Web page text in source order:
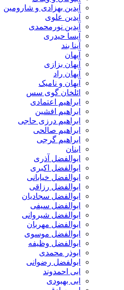
آیدین بهزادی و شارومین
آیدین علوی
آیدین نورمحمدی
آیسا حیدری
آینا بند
آیهان
آیهان بزازی
آیهان راد
آیهان و نامیک
ائلخان گوی سس
ابراهیم اعتمادی
ابراهیم افشین
ابراهیم درزی حاجی
ابراهیم صالحی
ابراهیم گرجی
ابنان
ابوالفضل آذری
ابوالفضل اکبری
ابوالفضل خیابانی
ابوالفضل رزاقی
ابوالفضل سجادیان
ابوالفضل سیفی
ابوالفضل شیروانی
ابوالفضل مهربان
ابوالفضل موسوی
ابوالفضل وظیفه
ابوذر محمدی
ابولفضل رضوانی
ابی احمدوند
ابی بهبودی